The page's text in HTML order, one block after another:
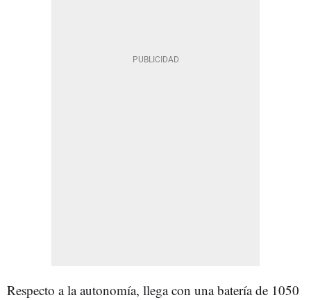
Respecto a la autonomía, llega con una batería de 1050